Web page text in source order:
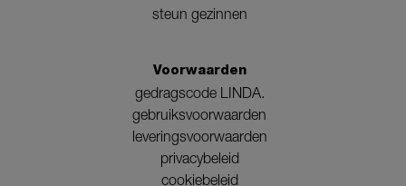
steun gezinnen
Voorwaarden
gedragscode LINDA.
gebruiksvoorwaarden
leveringsvoorwaarden
privacybeleid
cookiebeleid